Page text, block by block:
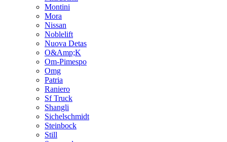
Montini
Mora
Nissan
Noblelift
Nuova Detas
O&Amp;K
Om-Pimespo
Omg
Patria
Raniero
Sf Truck
Shangli
Sichelschmidt
Steinbock
Still